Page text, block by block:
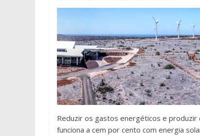
Reduzir os gastos energéticos e
funciona a cem por cento com energia